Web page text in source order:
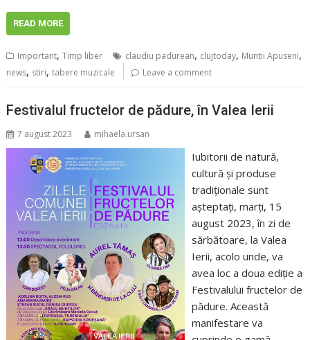
READ MORE
Important,Timp liber claudiu padurean, clujtoday, Muntii Apuseni,
news, stiri,tabere muzicale Leave a comment
Festivalul fructelor de pădure, în Valea Ierii
7 august 2023 mihaela.ursan
Iubitorii de natură,
cultură și produse
tradiționale sunt
așteptați, marți, 15
august 2023, în zi de
sărbătoare, la Valea
Ierii, acolo unde, va
avea loc a doua ediție a
Festivalului fructelor de
pădure. Această
manifestare va